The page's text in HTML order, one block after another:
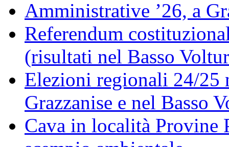
Amministrative ’26, a
Referendum
(risultati nel Basso
Elezioni regionali 24/
Grazzanise e nel Basso
Cava in località Provine